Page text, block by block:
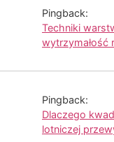
Pingback:
Techniki
wytrzymałość
Pingback:
Dlaczego
lotniczej